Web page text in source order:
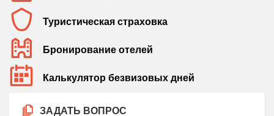
Туристическая страховка
Бронирование отелей
Калькулятор безвизовых дней
ЗАДАТЬ ВОПРОС